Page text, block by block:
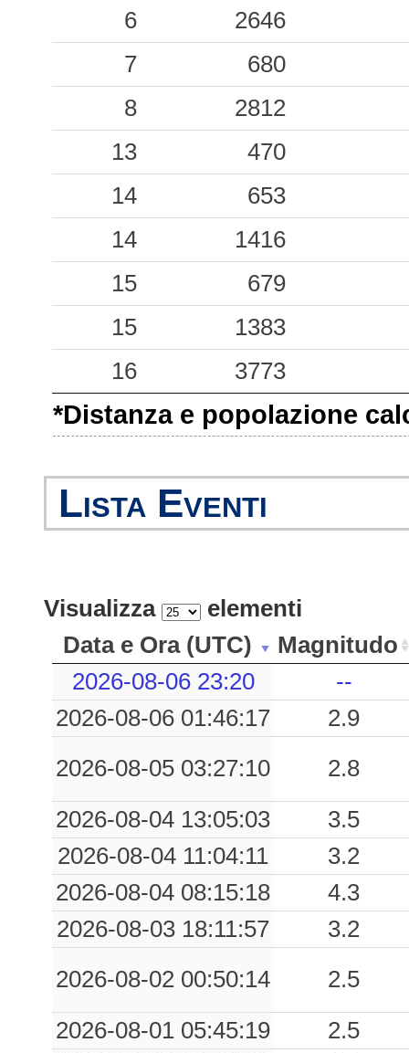
0.04 SNI
0.02
TRE
0.02
SULC
0.02
SULP
0.02
CNO
0.01
SULA
6
2646
7
680
8
2812
13
470
14
653
14
1416
15
679
15
1383
16
3773
*Distanza e popolazione
Lista Eventi
Visualizza
elementi
Data e Ora (UTC)
Magnitudo
2026-08-06 23:20
--
2026-08-06 01:46:17
2.9
2026-08-05 03:27:10
2.8
2026-08-04 13:05:03
3.5
2026-08-04 11:04:11
3.2
2026-08-04 08:15:18
4.3
2026-08-03 18:11:57
3.2
2026-08-02 00:50:14
2.5
2026-08-01 05:45:19
2.5